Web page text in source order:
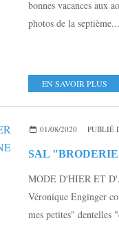
bonnes vacances aux
photos de la septième...
EN SAVOIR PLUS
01/08/2020 PUBLIÉ
MODE D'HIER ET
Véronique Enginger
mes petites" dentelles